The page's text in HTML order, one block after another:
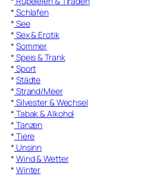
* Schlafen
* See
* Sex & Erotik
* Sommer
* Speis & Trank
* Sport
* Städte
* Strand/Meer
* Silvester & Wechsel
* Tabak & Alkohol
* Tanzen
* Tiere
* Unsinn
* Wind & Wetter
* Winter